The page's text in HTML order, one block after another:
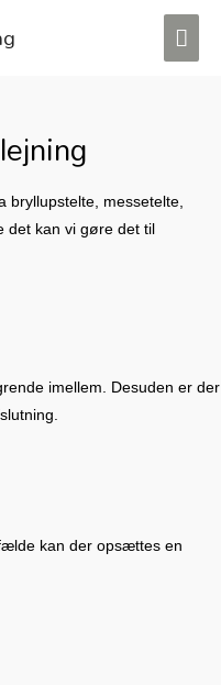
bryllupstelte, messetelte,
det kan vi gøre det til
imellem. Desuden er der
kan der opsættes en